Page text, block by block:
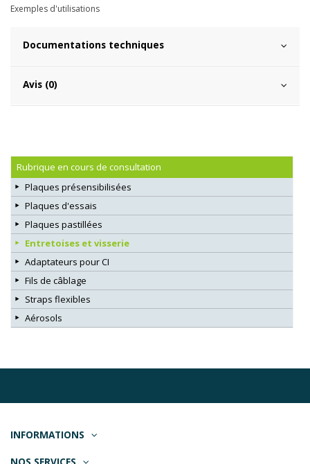
Exemples d'utilisations
Documentations techniques
Avis (0)
Rubrique en cours de consultation
Plaques présensibilisées
Plaques d'essais
Plaques pastillées
Entretoises et visserie
Adaptateurs pour CI
Fils de câblage
Straps flexibles
Aérosols
INFORMATIONS